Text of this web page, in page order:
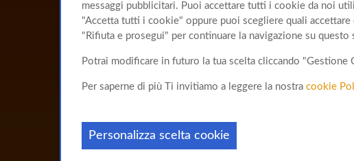
messaggi pubblicitari. Puoi accettare tutti i cookie da noi
"Accetta tutti i cookie" oppure puoi scegliere quali
"Rifiuta e prosegui" per continuare la navigazione su
Potrai modificare in futuro la tua scelta cliccando "Gestione
Per saperne di più Ti invitiamo a leggere la nostra cookie
Personalizza scelta cookie